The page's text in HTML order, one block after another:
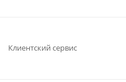
Клиентский сервис